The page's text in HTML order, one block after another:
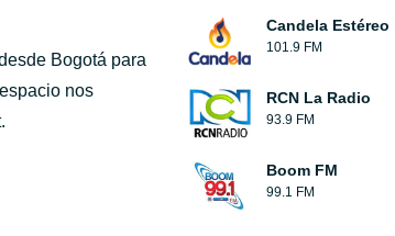
Bogotá para
nos
Candela Estéreo
101.9 FM
RCN La Radio
93.9 FM
Boom FM
99.1 FM